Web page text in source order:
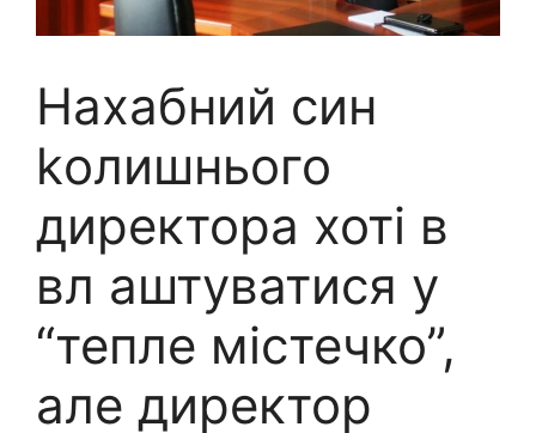
Нахабний син
kолишнього
директора хоті в
вл аштуватися у
“тепле містечко”,
але директор